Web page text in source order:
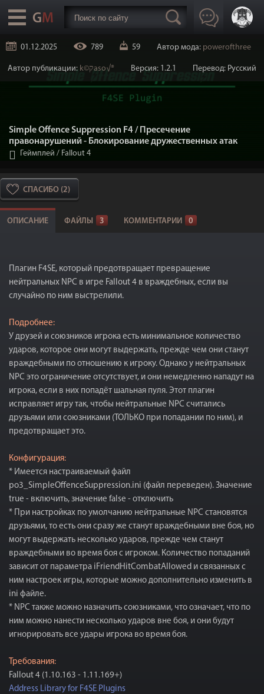
01.12.2025 789 59 Автор мода: powerofthree
Автор публикации: k©קaso√® Версия: 1.2.1 Перевод: Русский
Simple Offence Suppression F4 / Пресечение
правонарушений - Блокирование дружественных атак
Геймплей / Fallout 4
СПАСИБО (2)
ОПИСАНИЕ ФАЙЛЫ 3 КОММЕНТАРИИ 0
Плагин F4SE, который предотвращает превращение
нейтральных NPC в игре Fallout 4 в враждебных, если вы
случайно по ним выстрелили.
Подробнее:
У друзей и союзников игрока есть минимальное количество
ударов, которое они могут выдержать, прежде чем они станут
враждебными по отношению к игроку. Однако у нейтральных
NPC это ограничение отсутствует, и они немедленно нападут на
игрока, если в них попадёт шальная пуля. Этот плагин
исправляет игру так, чтобы нейтральные NPC считались
друзьями или союзниками (ТОЛЬКО при попадании по ним), и
предотвращает это.
Конфигурация:
* Имеется настраиваемый файл
po3_SimpleOffenceSuppression.ini (файл переведен). Значение
true - включить, значение false - отключить
* При настройках по умолчанию нейтральные NPC становятся
друзьями, то есть они сразу же станут враждебными вне боя, но
могут выдержать несколько ударов, прежде чем станут
враждебными во время боя с игроком. Количество попаданий
зависит от параметра iFriendHitCombatAllowed и связанных с
ним настроек игры, которые можно дополнительно изменить в
ini файле.
* NPC также можно назначить союзниками, что означает, что по
ним можно нанести несколько ударов вне боя, и они будут
игнорировать все удары игрока во время боя.
Требования:
Fallout 4 (1.10.163 - 1.11.169+)
Address Library for F4SE Plugins